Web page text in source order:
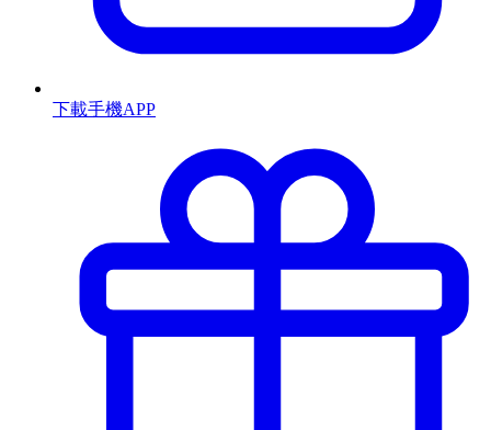
下載手機APP